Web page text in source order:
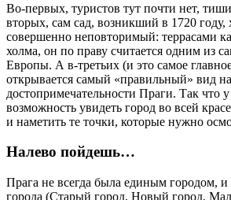
Во-первых, туристов тут почти нет,
вторых, сам сад, возникший в 1720
совершенно неповторимый: террасами
холма, он по праву считается одним из
Европы. А в-третьих (и это самое
открывается самый «правильный» вид
достопримечательности Праги. Так что у
возможность увидеть город во всей
и наметить те точки, которые нужно
Налево пойдешь…
Прага не всегда была единым городом,
города (Старый город, Новый город,